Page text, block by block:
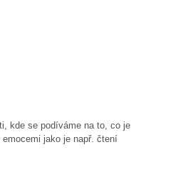
kde se podíváme na to, co je
jako je např. čtení